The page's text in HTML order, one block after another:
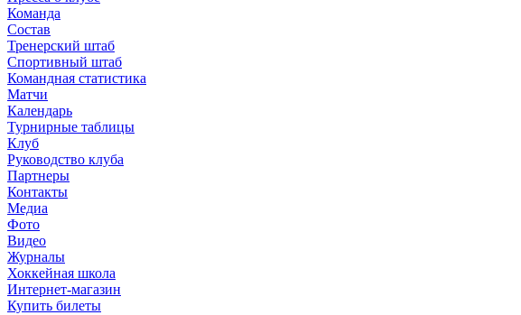
Команда
Состав
Тренерский штаб
Спортивный штаб
Командная статистика
Матчи
Календарь
Турнирные таблицы
Клуб
Руководство клуба
Партнеры
Контакты
Медиа
Фото
Видео
Журналы
Хоккейная школа
Интернет-магазин
Купить билеты